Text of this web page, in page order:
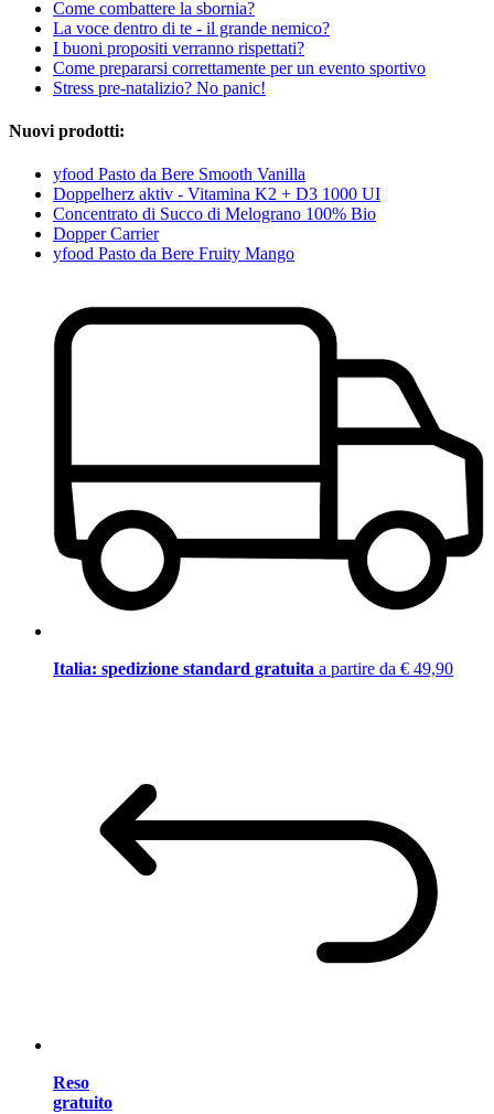
Come combattere la sbornia?
La voce dentro di te - il grande nemico?
I buoni propositi verranno rispettati?
Come prepararsi correttamente per un evento sportivo
Stress pre-natalizio? No panic!
Nuovi prodotti:
yfood Pasto da Bere Smooth Vanilla
Doppelherz aktiv - Vitamina K2 + D3 1000 UI
Concentrato di Succo di Melograno 100% Bio
Dopper Carrier
yfood Pasto da Bere Fruity Mango
Italia: spedizione standard gratuita a partire da € 49,90
Reso
gratuito